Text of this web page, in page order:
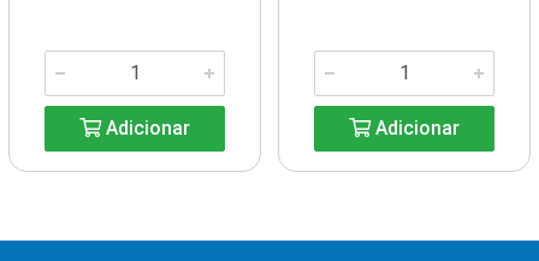
Adicionar Adicionar